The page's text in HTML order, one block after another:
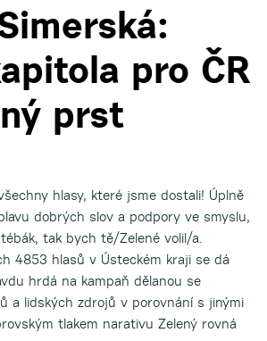
pro ČR
prst
hlasy, které jsme dostali! Úplně
dobrých slov a podpory ve smyslu,
tak bych tě/Zelené volil/a.
4853 hlasů v Ústeckém kraji se dá
hrdá na kampaň dělanou se
a lidských zdrojů v porovnání s jinými
tlakem narativu Zelený rovná